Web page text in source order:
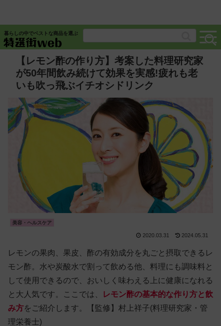
暮らしの中でベストな商品を選ぶ
【レモン酢の作り方】考案した料理研究家
が50年間飲み続けて効果を実感!疲れも老
いも吹っ飛ぶイチオシドリンク
美容・ヘルスケア
2020.03.31 2024.05.31
レモンの果肉、果皮、酢の有効成分を丸ごと摂取できるレ
モン酢。水や炭酸水で割って飲める他、料理にも調味料と
して使用できるので、おいしく味わえる上に健康になれる
と大人気です。ここでは、
レモン酢の基本的な作り方と飲
み方をご紹介します。【監修】村上祥子(料理研究家・管
理栄養士)